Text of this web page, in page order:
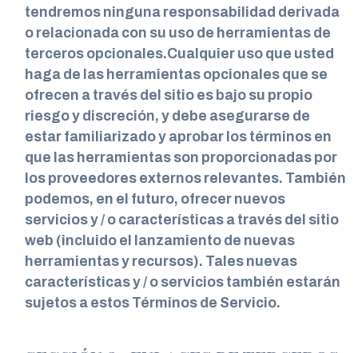
tendremos ninguna responsabilidad derivada
o relacionada con su uso de herramientas de
terceros opcionales.Cualquier uso que usted
haga de las herramientas opcionales que se
ofrecen a través del sitio es bajo su propio
riesgo y discreción, y debe asegurarse de
estar familiarizado y aprobar los términos en
que las herramientas son proporcionadas por
los proveedores externos relevantes. También
podemos, en el futuro, ofrecer nuevos
servicios y / o características a través del sitio
web (incluido el lanzamiento de nuevas
herramientas y recursos). Tales nuevas
características y / o servicios también estarán
sujetos a estos Términos de Servicio.